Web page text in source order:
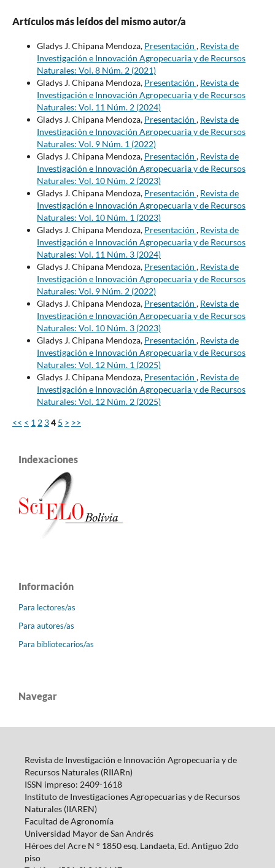
Artículos más leídos del mismo autor/a
Gladys J. Chipana Mendoza, Presentación , Revista de
Investigación e Innovación Agropecuaria y de Recursos
Naturales: Vol. 8 Núm. 2 (2021)
Gladys J. Chipana Mendoza, Presentación , Revista de
Investigación e Innovación Agropecuaria y de Recursos
Naturales: Vol. 11 Núm. 2 (2024)
Gladys J. Chipana Mendoza, Presentación , Revista de
Investigación e Innovación Agropecuaria y de Recursos
Naturales: Vol. 9 Núm. 1 (2022)
Gladys J. Chipana Mendoza, Presentación , Revista de
Investigación e Innovación Agropecuaria y de Recursos
Naturales: Vol. 10 Núm. 2 (2023)
Gladys J. Chipana Mendoza, Presentación , Revista de
Investigación e Innovación Agropecuaria y de Recursos
Naturales: Vol. 10 Núm. 1 (2023)
Gladys J. Chipana Mendoza, Presentación , Revista de
Investigación e Innovación Agropecuaria y de Recursos
Naturales: Vol. 11 Núm. 3 (2024)
Gladys J. Chipana Mendoza, Presentación , Revista de
Investigación e Innovación Agropecuaria y de Recursos
Naturales: Vol. 9 Núm. 2 (2022)
Gladys J. Chipana Mendoza, Presentación , Revista de
Investigación e Innovación Agropecuaria y de Recursos
Naturales: Vol. 10 Núm. 3 (2023)
Gladys J. Chipana Mendoza, Presentación , Revista de
Investigación e Innovación Agropecuaria y de Recursos
Naturales: Vol. 12 Núm. 1 (2025)
Gladys J. Chipana Mendoza, Presentación , Revista de
Investigación e Innovación Agropecuaria y de Recursos
Naturales: Vol. 12 Núm. 2 (2025)
<< < 1 2 34 5 > >>
Indexaciones
Información
Para lectores/as
Para autores/as
Para bibliotecarios/as
Navegar
Revista de Investigación e Innovación Agropecuaria y de
Recursos Naturales (RIIARn)
ISSN impreso: 2409-1618
Instituto de Investigaciones Agropecuarias y de Recursos
Naturales (IIAREN)
Facultad de Agronomía
Universidad Mayor de San Andrés
Héroes del Acre N ° 1850 esq. Landaeta, Ed.Antiguo 2do
piso